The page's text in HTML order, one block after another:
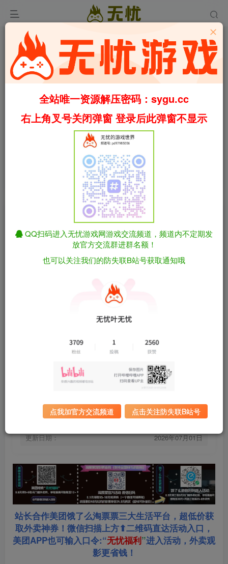
00:00/01:45 speed
Video load failed
[安卓]3D密室逃脱：遗产的诅咒/3D Escape
Room: Cursed Legacy steam移植版（官中）
免费资源
[安卓]3D密室逃脱：遗产的诅咒/3D Escape
有问题看网站顶部解压运
迅雷下载
全站统一解压密码：
百度下载 UC下载
游戏大小：
1.7GB
更新日期：
2026年07月01日
站长合作美团饿了么淘票票三大生活平台，超低价获
取外卖神券！微信扫描上方⬆二维码直达活动入口，
美团APP也可输入口令:“无忧福利”进入活动，外卖观
影更省钱！
全站唯一资源解压密码：sygu.cc
右上角叉号关闭弹窗 登录后此弹窗不显示
QQ扫码进入无忧游戏网游戏交流频道，频道内不定期发
放官方交流群进群名额！
也可以关注我们的防失联B站号获取通知哦
点我加官方交流频道 点击关注防失联B站号